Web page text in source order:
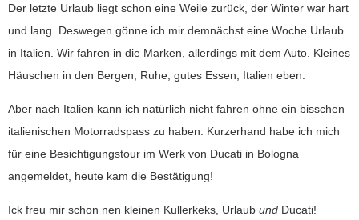
Der letzte Urlaub liegt schon eine Weile zurück, der Winter war hart
und lang. Deswegen gönne ich mir demnächst eine Woche Urlaub
in Italien. Wir fahren in die Marken, allerdings mit dem Auto. Kleines
Häuschen in den Bergen, Ruhe, gutes Essen, Italien eben.
Aber nach Italien kann ich natürlich nicht fahren ohne ein bisschen
italienischen Motorradspass zu haben. Kurzerhand habe ich mich
für eine Besichtigungstour im Werk von Ducati in Bologna
angemeldet, heute kam die Bestätigung!
Ick freu mir schon nen kleinen Kullerkeks, Urlaub und Ducati!